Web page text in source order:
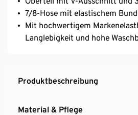
7/8-Hose mit elastischem
Mit hochwertigem
Langlebigkeit und hohe
Produktbeschreibung
Material & Pflege